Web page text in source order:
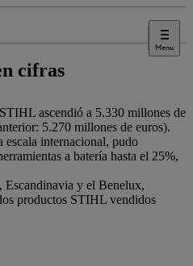
Menu
cifras
ascendió a 5.330 millones de
5.270 millones de euros).
escala internacional, pudo
a batería hasta el 25%,
Escandinavia y el Benelux,
productos STIHL vendidos